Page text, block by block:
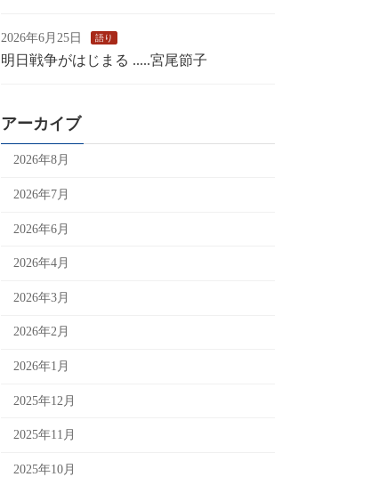
2026年6月25日 語り
明日戦争がはじまる .....宮尾節子
アーカイブ
2026年8月
2026年7月
2026年6月
2026年4月
2026年3月
2026年2月
2026年1月
2025年12月
2025年11月
2025年10月